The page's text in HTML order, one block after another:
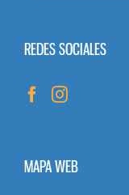
REDES SOCIALES
MAPA WEB